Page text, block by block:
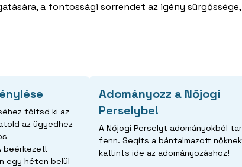
a fontossági sorrendet az igény
töltsd ki az
az ügyedhez
beérkezett
egy héten belül
Adományozz a Nőjogi
Perselybe!
A Nőjogi Perselyt adományokból
fenn. Segíts a bántalmazott
kattints ide az adományozáshoz!